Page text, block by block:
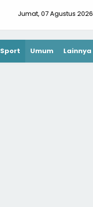
Jumat, 07 Agustus 2026
Sport Umum Lainnya